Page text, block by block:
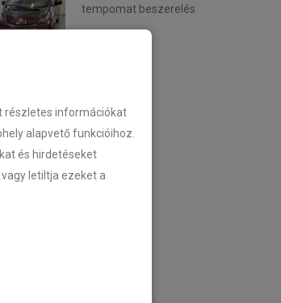
részletes információkat
alapvető funkcióihoz.
és hirdetéseket
letiltja ezeket a
tempomat beszerelés